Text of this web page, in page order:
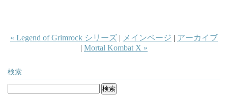
« Legend of Grimrock シリーズ | メインページ | アーカイブ
| Mortal Kombat X »
検索